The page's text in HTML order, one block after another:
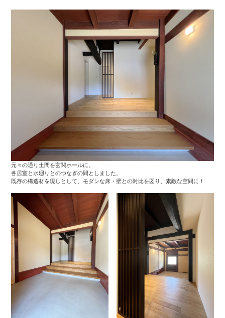
元々の通り土間を玄関ホールに。
各居室と水廻りとのつなぎの間としました。
既存の構造材を現しとして、モダンな床・壁との対比を図り、素敵な空間に！